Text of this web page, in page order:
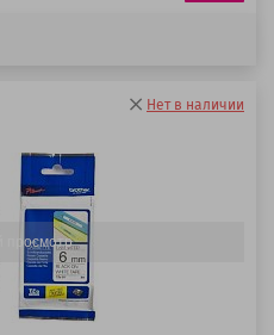
Нет в наличии
просмотр